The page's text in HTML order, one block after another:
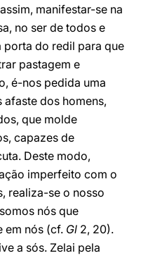
manifestar-se na
no ser de todos e
porta do redil para que
pastagem e
é-nos pedida uma
afaste dos homens,
que molde
capazes de
Deste modo,
imperfeito com o
realiza-se o nosso
nós que
em nós (cf. Gl 2, 20).
a sós. Zelai pela